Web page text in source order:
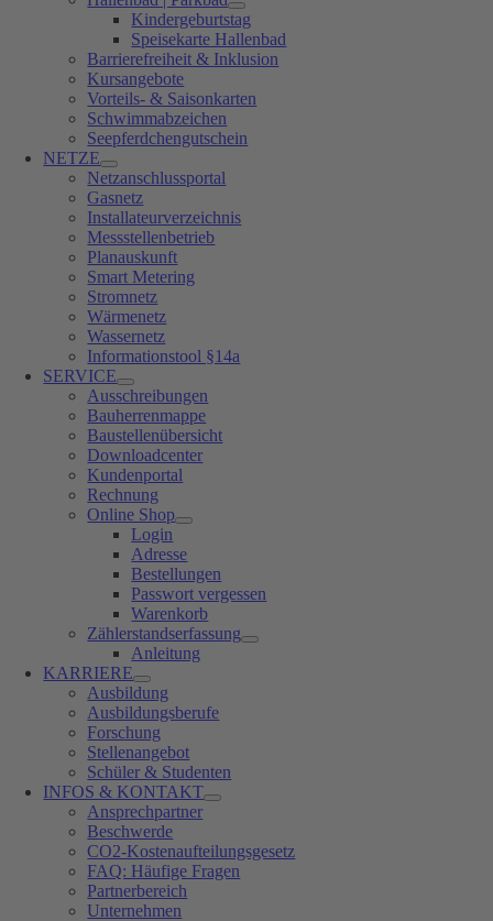
Kindergeburtstag
Speisekarte Hallenbad
Barrierefreiheit & Inklusion
Kursangebote
Vorteils- & Saisonkarten
Schwimmabzeichen
Seepferdchengutschein
NETZE
Netzanschlussportal
Gasnetz
Installateurverzeichnis
Messstellenbetrieb
Planauskunft
Smart Metering
Stromnetz
Wärmenetz
Wassernetz
Informationstool §14a
SERVICE
Ausschreibungen
Bauherrenmappe
Baustellenübersicht
Downloadcenter
Kundenportal
Rechnung
Online Shop
Login
Adresse
Bestellungen
Passwort vergessen
Warenkorb
Zählerstandserfassung
Anleitung
KARRIERE
Ausbildung
Ausbildungsberufe
Forschung
Stellenangebot
Schüler & Studenten
INFOS & KONTAKT
Ansprechpartner
Beschwerde
CO2-Kostenaufteilungsgesetz
FAQ: Häufige Fragen
Partnerbereich
Unternehmen